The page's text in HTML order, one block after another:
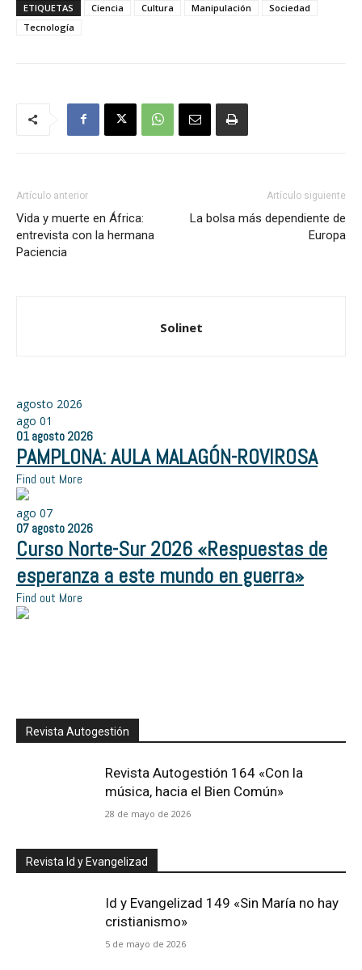
ETIQUETAS Ciencia Cultura Manipulación
Sociedad
Tecnología
Artículo anterior
Vida y muerte en África:
entrevista con la hermana
Paciencia
Artículo siguiente
La bolsa más dependiente de
Europa
Solinet
agosto 2026
ago 01
01 agosto 2026
PAMPLONA: AULA MALAGÓN-ROVIROSA
Find out More
ago 07
07 agosto 2026
Curso Norte-Sur 2026 «Respuestas de
esperanza a este mundo en guerra»
Find out More
Revista Autogestión
Revista Autogestión 164 «Con la
música, hacia el Bien Común»
28 de mayo de 2026
Revista Id y Evangelizad
Id y Evangelizad 149 «Sin María no hay
cristianismo»
5 de mayo de 2026